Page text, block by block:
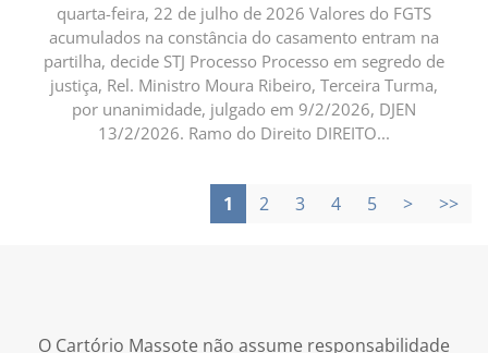
quarta-feira, 22 de julho de 2026 Valores do FGTS
acumulados na constância do casamento entram na
partilha, decide STJ Processo Processo em segredo de
justiça, Rel. Ministro Moura Ribeiro, Terceira Turma,
por unanimidade, julgado em 9/2/2026, DJEN
13/2/2026. Ramo do Direito DIREITO...
1 2 3 4 5 > >>
O Cartório Massote não assume responsabilidade